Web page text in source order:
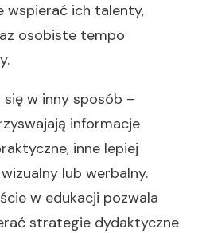
wspierać ich talenty,
osobiste tempo
się w inny sposób –
informacje
inne lepiej
lub werbalny.
w edukacji pozwala
strategie dydaktyczne